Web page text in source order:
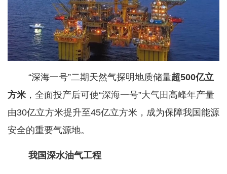
“深海一号”二期天然气探明地质储量超500亿立
方米，全面投产后可使“深海一号”大气田高峰年产量
由30亿立方米提升至45亿立方米，成为保障我国能源
安全的重要气源地。
我国深水油气工程